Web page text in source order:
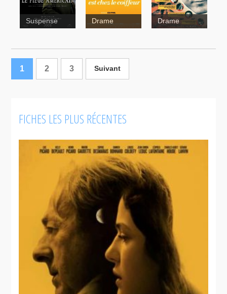
Suspense
Maman est
coiffeur
Drame Drame
1 2 3 Suivant
FICHES LES PLUS RÉCENTES